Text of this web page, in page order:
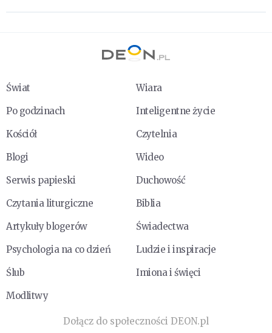
Świat
Wiara
Po godzinach
Inteligentne życie
Kościół
Czytelnia
Blogi
Wideo
Serwis papieski
Duchowość
Czytania liturgiczne
Biblia
Artykuły blogerów
Świadectwa
Psychologia na co dzień
Ludzie i inspiracje
Ślub
Imiona i święci
Modlitwy
Dołącz do społeczności DEON.pl